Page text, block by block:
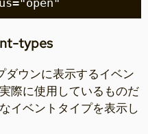
types
ダウンに表示するイベン
際に使用しているものだ
イベントタイプを表示し